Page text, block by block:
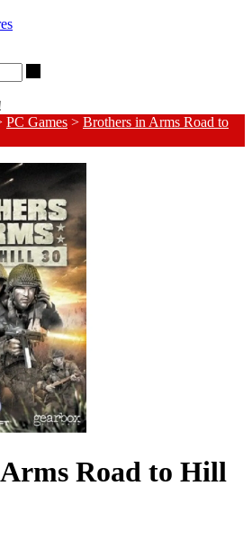
PC Games > Brothers in Arms Road to
Road to Hill